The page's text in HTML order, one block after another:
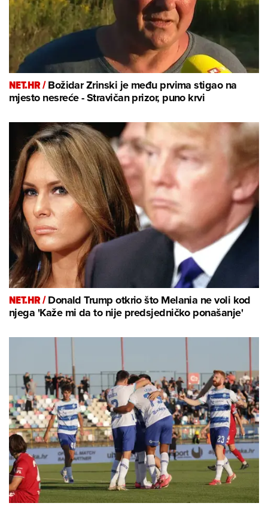
NET.HR /Božidar Zrinski je među prvima stigao na
mjesto nesreće - Stravičan prizor, puno krvi
NET.HR /Donald Trump otkrio što Melania ne voli kod
njega 'Kaže mi da to nije predsjedničko ponašanje'